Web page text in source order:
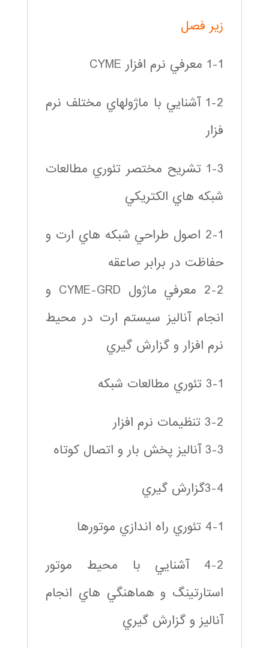
زير فصل
1-1 معرفي نرم افزار CYME
1-2 آشنايي با ماژولهاي مختلف نرم
فزار
1-3 تشريح مختصر تئوري مطالعات
شبكه هاي الكتريكي
2-1 اصول طراحي شبكه هاي ارت و
حفاظت در برابر صاعقه
2-2 معرفي ماژول CYME-GRD و
انجام آناليز سيستم ارت در محيط
نرم افزار و گزارش گيري
3-1 تئوري مطالعات شبكه
3-2 تنظيمات نرم افزار
3-3 آناليز پخش بار و اتصال كوتاه
3-4گزارش گيري
4-1 تئوري راه اندازي موتورها
4-2 آشنايي با محيط موتور
استارتينگ و هماهنگي هاي انجام
آناليز و گزارش گيري